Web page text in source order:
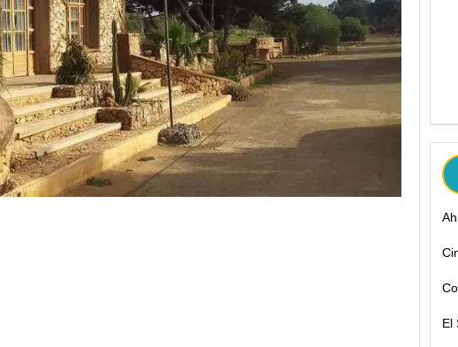
El